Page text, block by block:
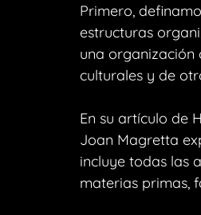
Primero,
estructuras
una organización
culturales y de
En su artículo de
Joan Magretta
incluye todas las
materias primas,